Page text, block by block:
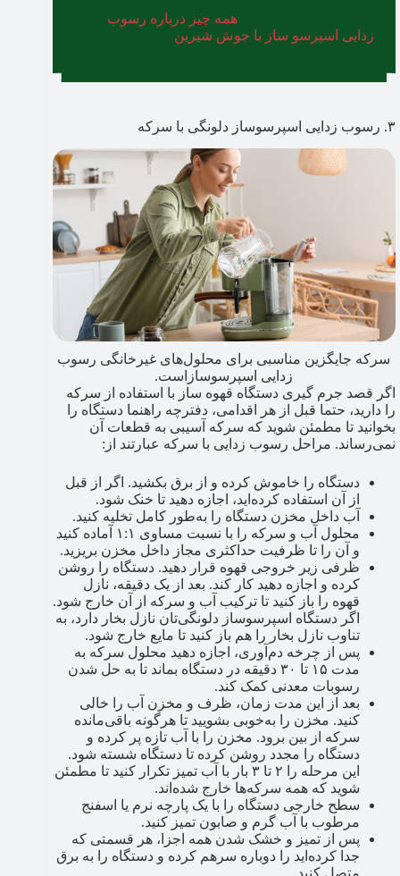
همه چیز درباره رسوب
زدایی اسپرسو ساز با جوش شیرین
۳. رسوب زدایی اسپرسوساز دلونگی با سرکه
سرکه جایگزین مناسبی برای محلول‌های غیرخانگی رسوب
زدایی اسپرسوسازاست.
اگر قصد جرم گیری دستگاه قهوه ساز با استفاده از سرکه
را دارید، حتما قبل از هر اقدامی، دفترچه راهنما دستگاه را
بخوانید تا مطمئن شوید که سرکه آسیبی به قطعات آن
نمی‌رساند. مراحل رسوب زدایی با سرکه عبارتند از:
دستگاه را خاموش کرده و از برق بکشید. اگر از قبل
از آن استفاده کرده‌اید، اجازه دهید تا خنک شود.
آب داخل مخزن دستگاه را به‌طور کامل تخلیه کنید.
محلول آب و سرکه را با نسبت مساوی ۱:۱ آماده کنید
و آن را تا ظرفیت حداکثری مجاز داخل مخزن بریزید.
ظرفی زیر خروجی قهوه قرار دهید. دستگاه را روشن
کرده و اجازه دهید کار کند. بعد از یک دقیقه، نازل
قهوه را باز کنید تا ترکیب آب و سرکه از آن خارج شود.
اگر دستگاه اسپرسوساز دلونگی‌تان نازل بخار دارد، به
تناوب نازل بخار را هم باز کنید تا مایع خارج شود.
پس از چرخه دم‌آوری، اجازه دهید محلول سرکه به
مدت ۱۵ تا ۳۰ دقیقه در دستگاه بماند تا به حل شدن
رسوبات معدنی کمک کند.
بعد از این مدت زمان، ظرف و مخزن آب را خالی
کنید. مخزن را به‌خوبی بشویید تا هرگونه باقی‌مانده
سرکه از بین برود. مخزن را با آب تازه پر کرده و
دستگاه را مجدد روشن کرده تا دستگاه شسته شود.
این مرحله را ۲ تا ۳ بار با آب تمیز تکرار کنید تا مطمئن
شوید که همه سرکه‌ها خارج شده‌اند.
سطح خارجی دستگاه را با یک پارچه نرم یا اسفنج
مرطوب با آب گرم و صابون تمیز کنید.
پس از تمیز و خشک شدن همه اجزا، هر قسمتی که
جدا کرده‌اید را دوباره سرهم کرده و دستگاه را به برق
متصل کنید.